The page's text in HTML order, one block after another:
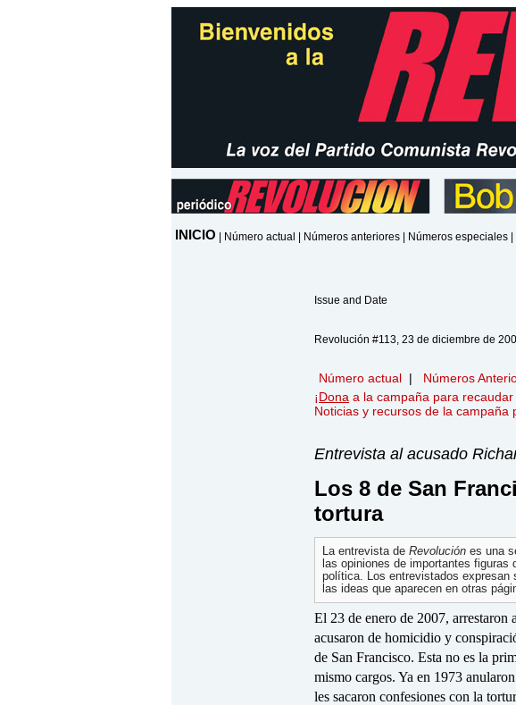
INICIO Número actual Números anteriores Números especiales
Issue and Date
Revolución #113, 23 de diciembre de
Número actual | Números
¡Dona a la campaña para
Noticias y recursos de la campaña
Entrevista al acusado
Los 8 de San
tortura
La entrevista de Revolución es una
las opiniones de importantes
política. Los entrevistados expresan
las ideas que aparecen en otras
El 23 de enero de 2007,
acusaron de homicidio y
de San Francisco. Esta no es la
mismo cargos. Ya en 1973
les sacaron confesiones con la